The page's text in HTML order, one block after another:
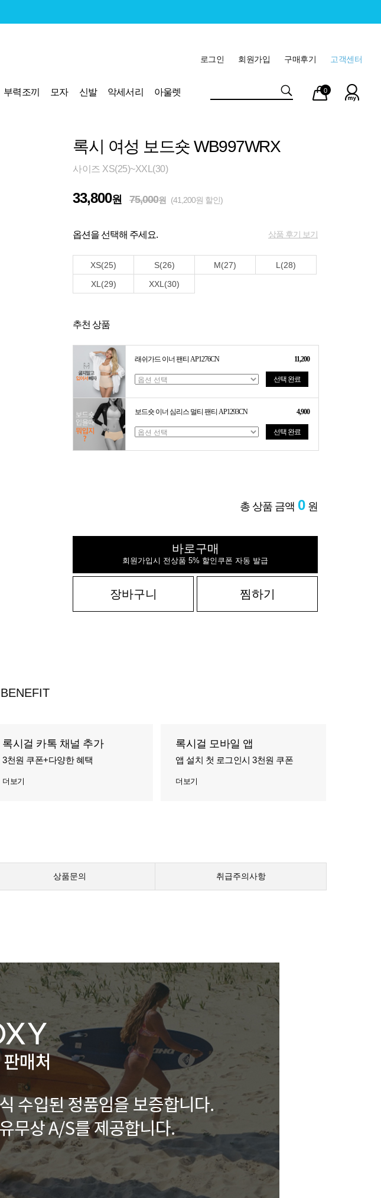
고객센터
구매후기
회원가입
로그인
부력조끼 모자 신발 악세서리
아울렛
마이
페이
장바
구니
0
록시 여성 보드숏 WB997WRX
사이즈 XS(25)~XXL(30)
33,800원 75,000원 (41,200원 할인)
옵션을 선택해 주세요. 상품 후기 보기
XS(25) S(26) M(27)
L(28)
XL(29)
XXL(30)
추천 상품
래쉬가드 이너 팬티 AP1276CN 11,200
선택 완료
보드숏 이너 심리스 멀티 팬티 AP1293CN 4,900
선택 완료
총 상품 금액 0 원
바로구매
회원가입시 전상품 5% 할인쿠폰 자동 발급
장바구니 찜하기
록시걸 카톡 채널 추가
3천원 쿠폰+다양한 혜택
더보기
록시걸 모바일 앱
앱 설치 첫 로그인시 3천원 쿠폰
더보기
상품문의 취급주의사항